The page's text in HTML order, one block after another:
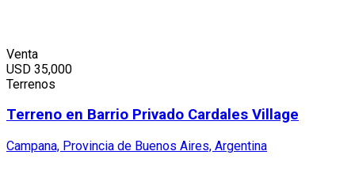
Venta
USD 35,000
Terrenos
Terreno en Barrio Privado Cardales Village
Campana, Provincia de Buenos Aires, Argentina